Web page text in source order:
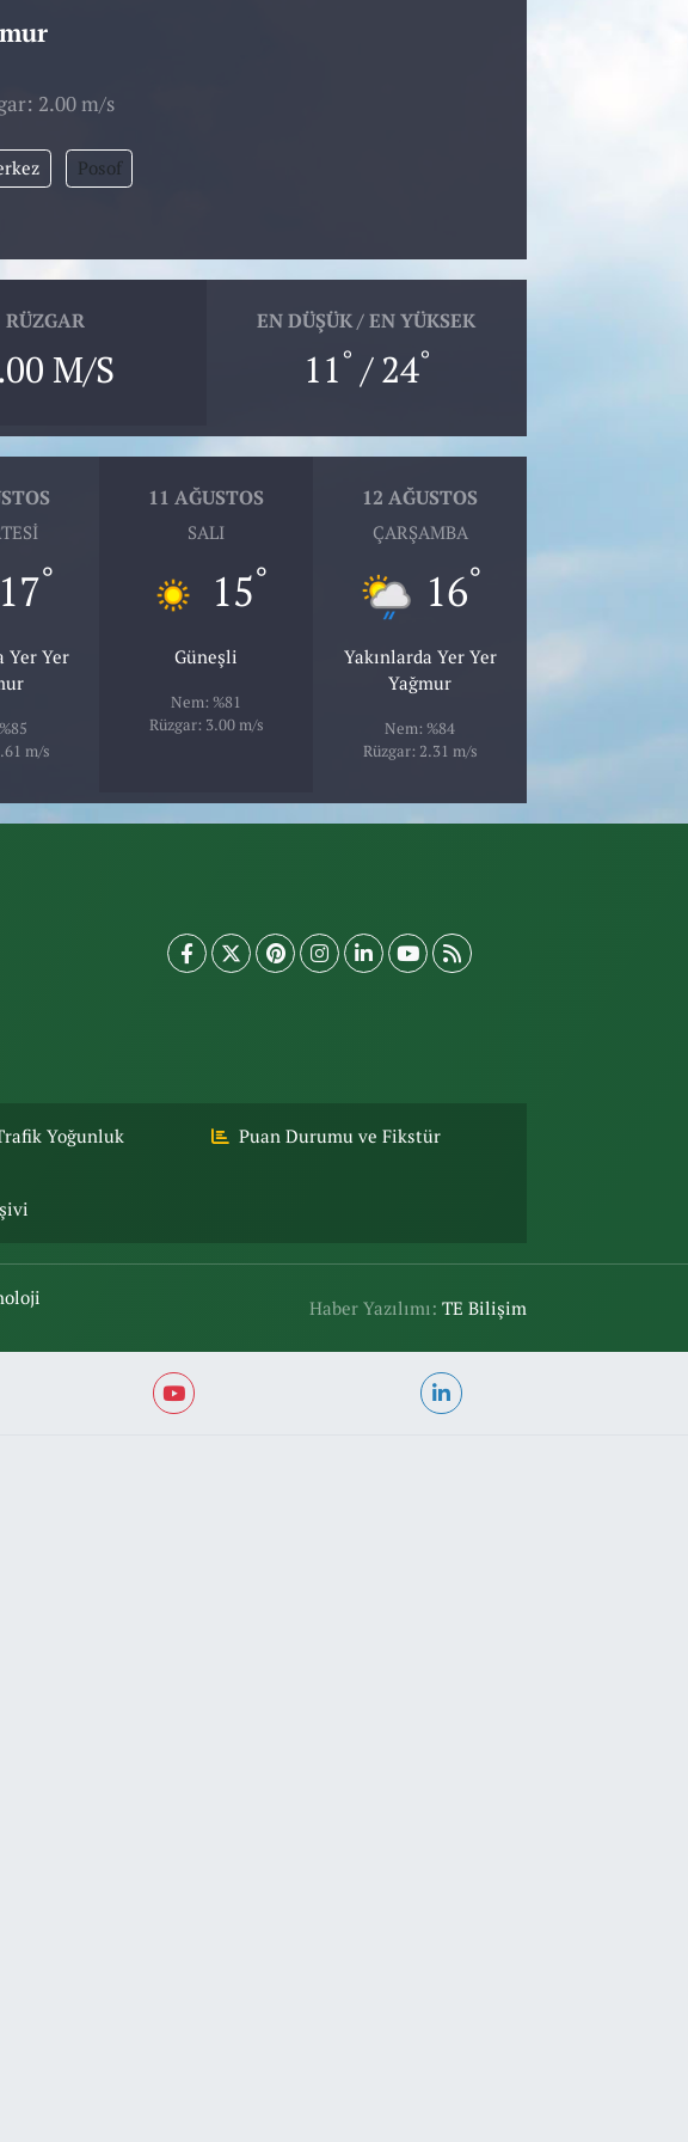
2.00 m/s
Posof
RÜZGAR
M/S
EN DÜŞÜK / EN YÜKSEK
11° / 24°
17°
Yer Yer
m/s
11 AĞUSTOS
SALI
15°
Güneşli
Nem: %81
Rüzgar: 3.00 m/s
12 AĞUSTOS
ÇARŞAMBA
16°
Yakınlarda Yer Yer
Yağmur
Nem: %84
Rüzgar: 2.31 m/s
Yoğunluk
Puan Durumu ve Fikstür
Haber Yazılımı:TE Bilişim